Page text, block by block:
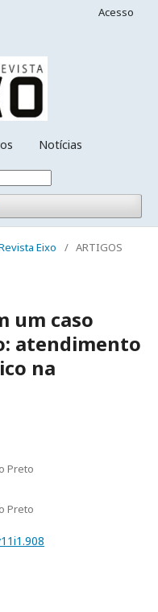
Notícias
Acesso
Eixo / ARTIGOS
um caso
atendimento
na
Preto
Preto